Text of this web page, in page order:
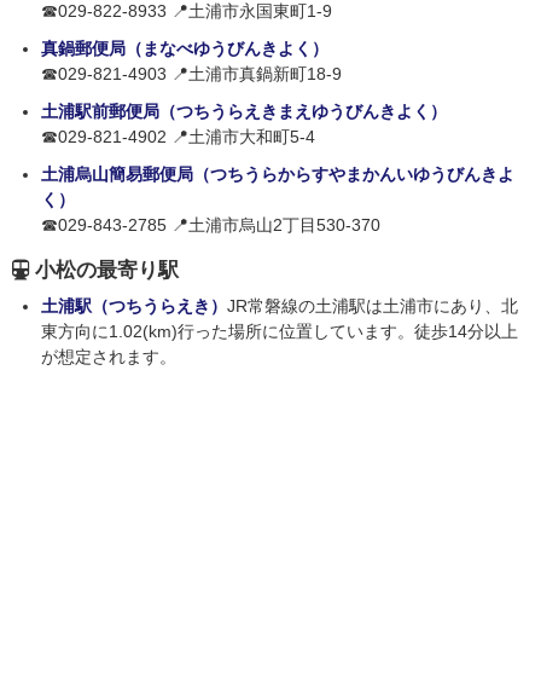
☎029-822-8933 📍土浦市永国東町1-9
真鍋郵便局（まなべゆうびんきよく）
☎029-821-4903 📍土浦市真鍋新町18-9
土浦駅前郵便局（つちうらえきまえゆうびんきよく）
☎029-821-4902 📍土浦市大和町5-4
土浦烏山簡易郵便局（つちうらからすやまかんいゆうびんきよ
く）
☎029-843-2785 📍土浦市烏山2丁目530-370
小松の最寄り駅
土浦駅（つちうらえき） JR常磐線の土浦駅は土浦市にあり、北
東方向に1.02(km)行った場所に位置しています。徒歩14分以上
が想定されます。